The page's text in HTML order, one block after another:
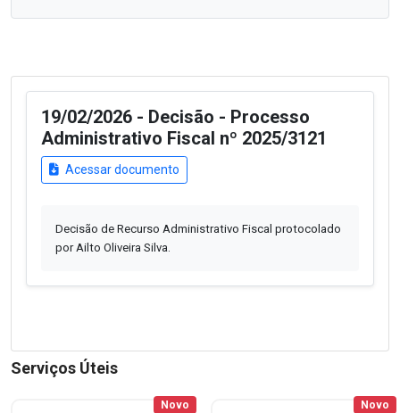
19/02/2026 - Decisão - Processo
Administrativo Fiscal nº 2025/3121
Acessar documento
Decisão de Recurso Administrativo Fiscal protocolado
por Ailto Oliveira Silva.
Serviços Úteis
Novo Novo